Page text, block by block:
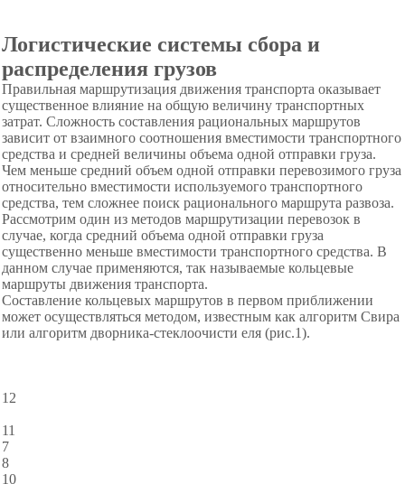
Логистические системы сбора и
распределения грузов
Правильная маршрутизация движения транспорта оказывает
существенное влияние на общую величину транспортных
затрат. Сложность составления рациональных маршрутов
зависит от взаимного соотношения вместимости транспортного
средства и средней величины объема одной отправки груза.
Чем меньше средний объем одной отправки перевозимого груза
относительно вместимости используемого транспортного
средства, тем сложнее поиск рационального маршрута развоза.
Рассмотрим один из методов маршрутизации перевозок в
случае, когда средний объема одной отправки груза
существенно меньше вместимости транспортного средства. В
данном случае применяются, так называемые кольцевые
маршруты движения транспорта.
Составление кольцевых маршрутов в первом приближении
может осуществляться методом, известным как алгоритм Свира
или алгоритм дворника-стеклоочисти еля (рис.1).
12
11
7
8
10